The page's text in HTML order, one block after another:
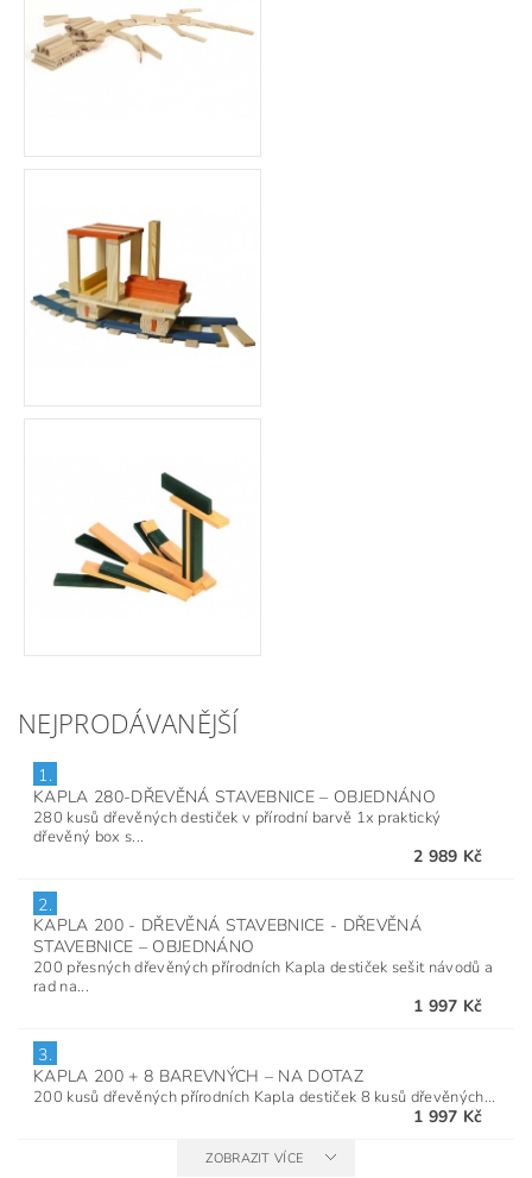
NEJPRODÁVANĚJŠÍ
1.
KAPLA 280-DŘEVĚNÁ STAVEBNICE– OBJEDNÁNO
280 kusů dřevěných destiček v přírodní barvě 1x praktický
dřevěný box s...
2 989 Kč
2.
KAPLA 200 - DŘEVĚNÁ STAVEBNICE - DŘEVĚNÁ
STAVEBNICE – OBJEDNÁNO
200 přesných dřevěných přírodních Kapla destiček sešit návodů a
rad na...
1 997 Kč
3.
KAPLA 200 + 8 BAREVNÝCH – NA DOTAZ
200 kusů dřevěných přírodních Kapla destiček 8 kusů dřevěných...
1 997 Kč
ZOBRAZIT VÍCE